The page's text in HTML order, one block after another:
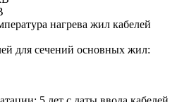
нагрева жил кабелей
для сечений основных жил: